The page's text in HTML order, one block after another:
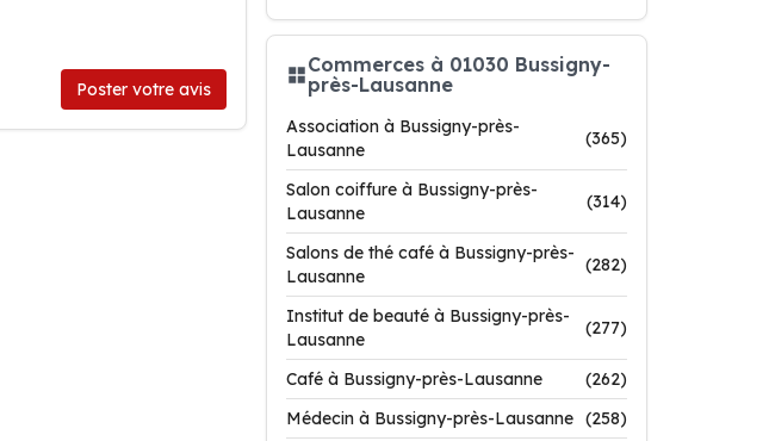
Poster votre avis
Commerces à 01030 Bussigny-
près-Lausanne
Association à Bussigny-près-
Lausanne
(365)
Salon coiffure à Bussigny-près-
Lausanne
(314)
Salons de thé café à Bussigny-près-
Lausanne
(282)
Institut de beauté à Bussigny-près-
Lausanne
(277)
Café à Bussigny-près-Lausanne
(262)
Médecin à Bussigny-près-Lausanne (258)